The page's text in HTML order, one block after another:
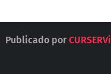
Publicado por CURSERVi